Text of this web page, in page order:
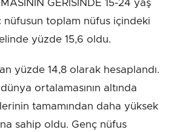
GERİSİNDE 15-24 yaş
toplam nüfus içindeki
yüzde 15,6 oldu.
yüzde 14,8 olarak hesaplandı.
ortalamasının altında
tamamından daha yüksek
sahip oldu. Genç nüfus